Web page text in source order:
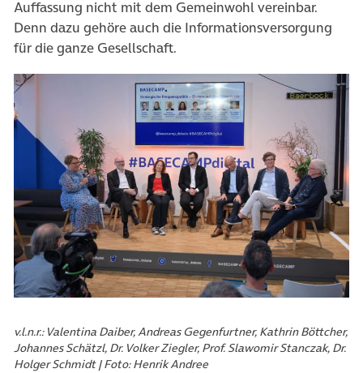
Auffassung nicht mit dem Gemeinwohl vereinbar.
Denn dazu gehöre auch die Informationsversorgung
für die ganze Gesellschaft.
v.l.n.r.: Valentina Daiber, Andreas Gegenfurtner, Kathrin Böttcher,
Johannes Schätzl, Dr. Volker Ziegler, Prof. Slawomir Stanczak, Dr.
Holger Schmidt | Foto: Henrik Andree